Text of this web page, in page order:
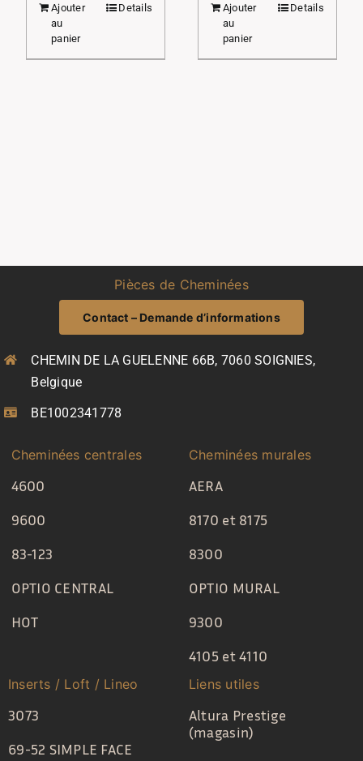
était :
est :
Ajouter
au
panier
Details
était :
50,00 €.
est :
Ajouter
au
panier
Details
Pièces de Cheminées
Contact – Demande d’informations
CHEMIN DE LA GUELENNE 66B, 7060 SOIGNIES,
Belgique
BE1002341778
Cheminées centrales
4600
9600
83-123
OPTIO CENTRAL
HOT
Cheminées murales
AERA
8170 et 8175
8300
OPTIO MURAL
9300
4105 et 4110
Inserts / Loft / Lineo
3073
69-52 SIMPLE FACE
Liens utiles
Altura Prestige
(magasin)